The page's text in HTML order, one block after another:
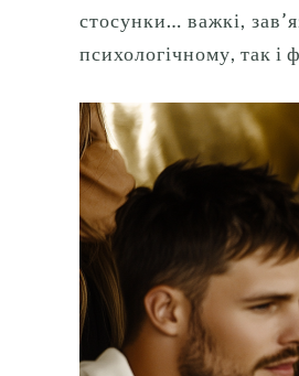
стосунки… важкі,
психологічному, так і